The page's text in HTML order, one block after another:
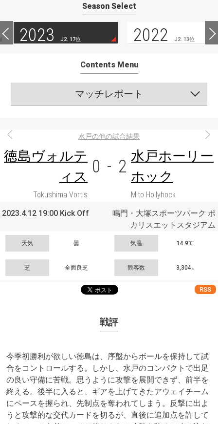
Season Select
2023 J2. 17位 2022 J2. 13位
Contents Menu
マッチレポート
水戸の他の試合結果
徳島ヴォルテ
ィス 0 - 2
水戸ホーリー
ホック
Tokushima Vortis
Mito Hollyhock
2023.4.12 19:00 Kick Off
鳴門・大塚スポーツパーク ポ
カリスエットスタジアム
天気 曇 気温 14.9℃
芝 全面良芝 観客数 3,304人
RSS
戦評
今季初勝利が欲しい徳島は、序盤からボールを保持して試
合をコントロールする。しかし、水戸のコンパクトで出足
の良い守備に苦戦。思うように攻撃を展開できず、前半を
終える。後半に入ると、ギアを上げてきたアウェイチーム
にペースを握られ、先制点を奪われてしまう。反撃に出よ
うと攻撃的な交代カードを切るが、直後に追加点を許して